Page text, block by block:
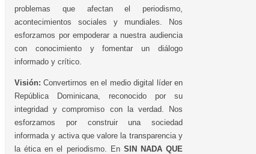
problemas que afectan el periodismo,
acontecimientos sociales y mundiales. Nos
esforzamos por empoderar a nuestra audiencia
con conocimiento y fomentar un diálogo
informado y crítico.
Visión: Convertirnos en el medio digital líder en
República Dominicana, reconocido por su
integridad y compromiso con la verdad. Nos
esforzamos por construir una sociedad
informada y activa que valore la transparencia y
la ética en el periodismo. En SIN NADA QUE